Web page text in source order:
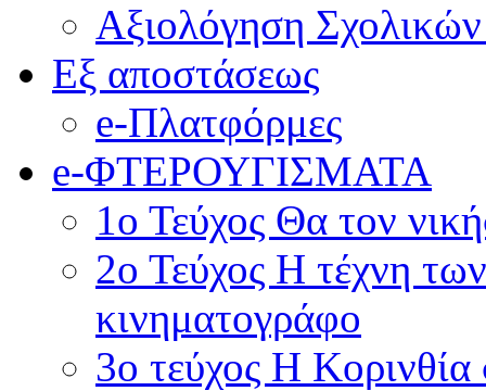
Αξιολόγηση
Εξ αποστάσεως
e-Πλατφόρμες
e-ΦΤΕΡΟΥΓΙΣΜΑΤΑ
1ο Τεύχος Θα τον
2ο Τεύχος Η τέχνη
κινηματογράφο
3ο τεύχος Η